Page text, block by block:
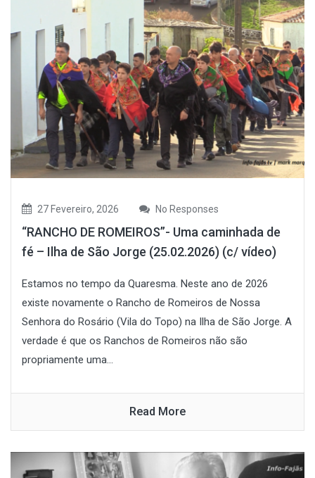
27 Fevereiro, 2026 No Responses
“RANCHO DE ROMEIROS”- Uma caminhada de
fé – Ilha de São Jorge (25.02.2026) (c/ vídeo)
Estamos no tempo da Quaresma. Neste ano de 2026
existe novamente o Rancho de Romeiros de Nossa
Senhora do Rosário (Vila do Topo) na Ilha de São Jorge. A
verdade é que os Ranchos de Romeiros não são
propriamente uma...
Read More